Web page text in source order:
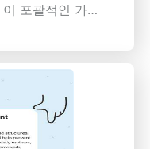
포괄적인 가이
기 학습 능력 개
난 플랫폼을 탐